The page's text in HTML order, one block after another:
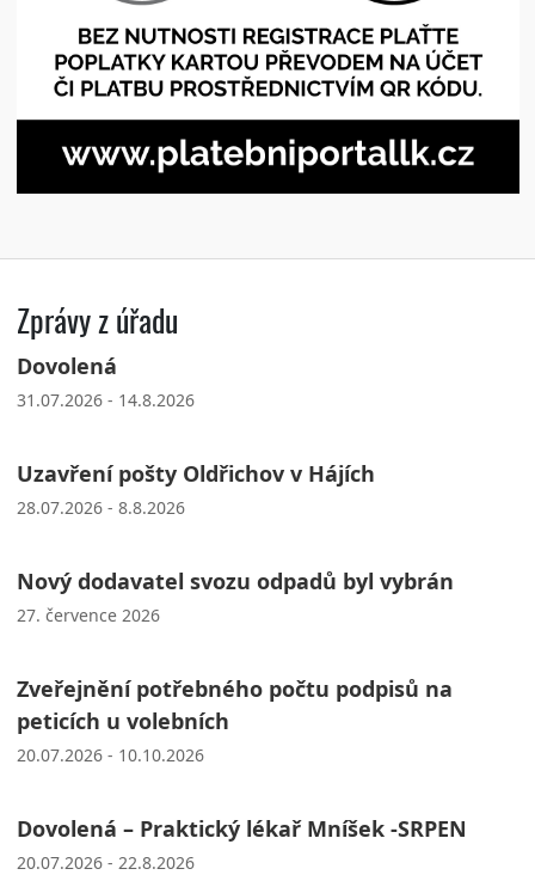
Zprávy z úřadu
Dovolená
31.07.2026 - 14.8.2026
Uzavření pošty Oldřichov v Hájích
28.07.2026 - 8.8.2026
Nový dodavatel svozu odpadů byl vybrán
27. července 2026
Zveřejnění potřebného počtu podpisů na
peticích u volebních
20.07.2026 - 10.10.2026
Dovolená – Praktický lékař Mníšek -SRPEN
20.07.2026 - 22.8.2026